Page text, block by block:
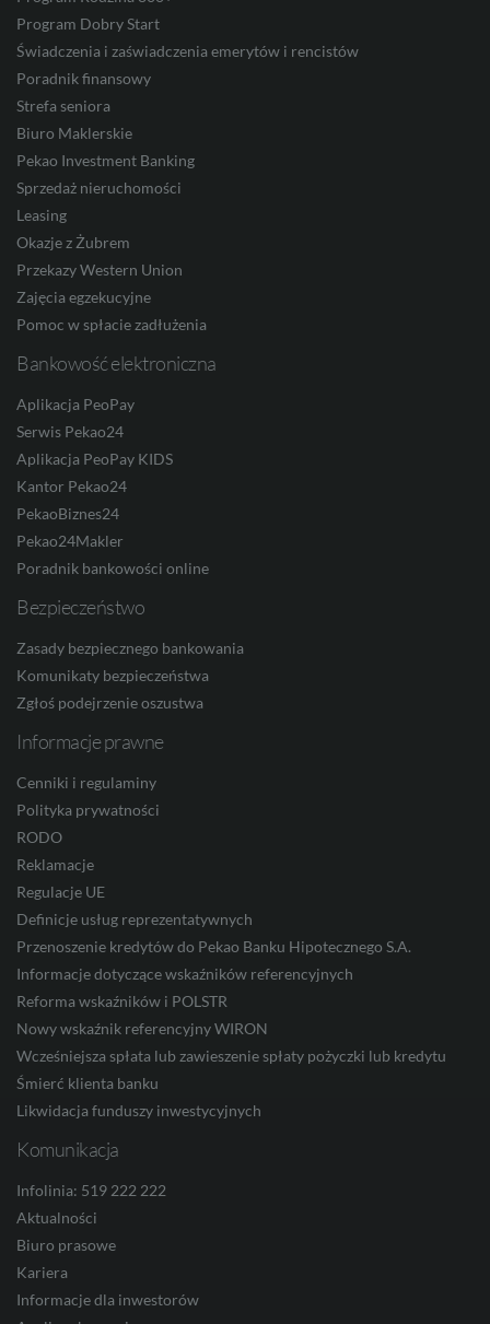
Program Dobry Start
Świadczenia i zaświadczenia emerytów i rencistów
Poradnik finansowy
Strefa seniora
Biuro Maklerskie
Pekao Investment Banking
Sprzedaż nieruchomości
Leasing
Okazje z Żubrem
Przekazy Western Union
Zajęcia egzekucyjne
Pomoc w spłacie zadłużenia
Bankowość elektroniczna
Aplikacja PeoPay
Serwis Pekao24
Aplikacja PeoPay KIDS
Kantor Pekao24
PekaoBiznes24
Pekao24Makler
Poradnik bankowości online
Bezpieczeństwo
Zasady bezpiecznego bankowania
Komunikaty bezpieczeństwa
Zgłoś podejrzenie oszustwa
Informacje prawne
Cenniki i regulaminy
Polityka prywatności
RODO
Reklamacje
Regulacje UE
Definicje usług reprezentatywnych
Przenoszenie kredytów do Pekao Banku Hipotecznego S.A.
Informacje dotyczące wskaźników referencyjnych
Reforma wskaźników i POLSTR
Nowy wskaźnik referencyjny WIRON
Wcześniejsza spłata lub zawieszenie spłaty pożyczki lub kredytu
Śmierć klienta banku
Likwidacja funduszy inwestycyjnych
Komunikacja
Infolinia: 519 222 222
Aktualności
Biuro prasowe
Kariera
Informacje dla inwestorów